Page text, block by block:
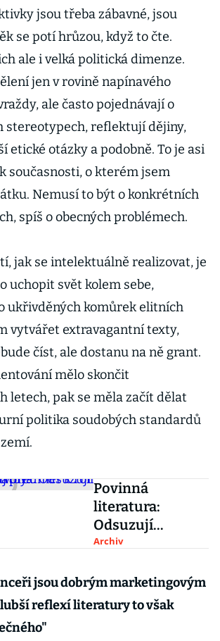
jsou třeba zábavné, jsou
se potí hrůzou, když to čte.
ale i velká politická dimenze.
jen v rovině napínavého
ale často pojednávají o
stereotypech, reflektují dějiny,
etické otázky a podobně. To je asi
současnosti, o kterém jsem
Nemusí to být o konkrétních
spíš o obecných problémech.
jak se intelektuálně realizovat, je
uchopit svět kolem sebe,
ukřivděných komůrek elitních
vytvářet extravagantní texty,
číst, ale dostanu na ně grant.
mělo skončit
letech, pak se měla začít dělat
politika soudobých standardů
Povinná
literatura:
Odsuzují
češtináři svůj
zatuchlé
mrtvoly?
Archiv
jsou dobrým marketingovým
reflexí literatury to však